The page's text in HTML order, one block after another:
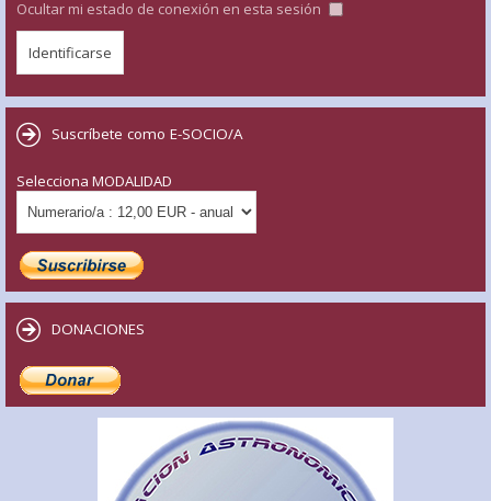
Ocultar mi estado de conexión en esta sesión
Suscríbete como E-SOCIO/A
Selecciona MODALIDAD
DONACIONES